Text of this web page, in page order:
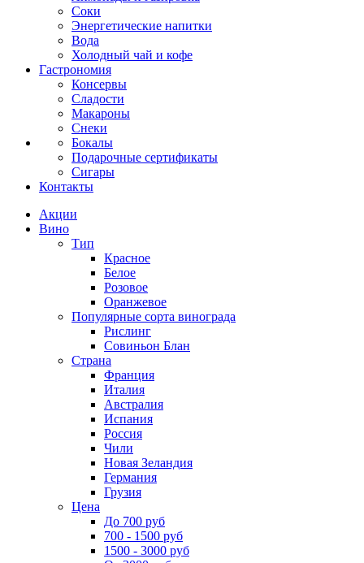
Соки
Энергетические напитки
Вода
Холодный чай и кофе
Гастрономия
Консервы
Сладости
Макароны
Снеки
Бокалы
Подарочные сертификаты
Сигары
Контакты
Акции
Вино
Тип
Красное
Белое
Розовое
Оранжевое
Популярные сорта винограда
Рислинг
Совиньон Блан
Страна
Франция
Италия
Австралия
Испания
Россия
Чили
Новая Зеландия
Германия
Грузия
Цена
До 700 руб
700 - 1500 руб
1500 - 3000 руб